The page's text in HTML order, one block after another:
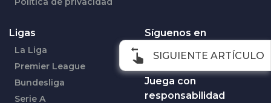
SIGUIENTE ARTÍCULO
Ligas
La Liga
Premier League
Bundesliga
Serie A
Síguenos en
Facebook
Juega con
responsabilidad